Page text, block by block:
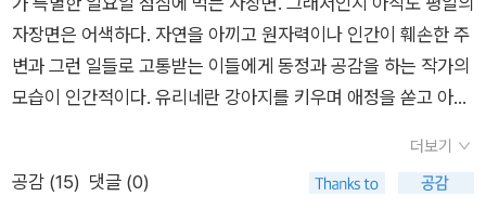
워서 생각 못하고 그냥 왔나봐요.^^ 올 때 라떼도 사야지 하다가,
아니지 우유 살까, 하다가 그것도 잊어버렸어요. 그냥 추웠습니
다. 별 생각없이 사는 거 같은 순간은 이런 것들 같은데, 집에 와
서는 저녁을 먹고 조금 시간이 지나니까 이렇게 되네요. 전에는
한 시간이 꽤 길었는데, 요즘의 한 시간은 무척 짧습니다. 그건 실
제 시계가 더 빨리 움직이는 건 아니니까, 시간을 쓰는 사람인 나
자장면은 어색하다. 자연을 아끼고 원자력이나 인간이 훼손한 주
변과 그런 일들로 고통받는 이들에게 동정과 공감을 하는 작가의
모습이 인간적이다. 유리네란 강아지를 키우며 애정을 쏟고 아끼
구점도 그랬다. 사람 사는 이야기, 그닥 사건도 그 무엇도 없이 문
구점 옆 나무는 계절을 피워내고, 그 속에서 그리움과 안부를 살
더보기
공감 (15) 댓글 (0)